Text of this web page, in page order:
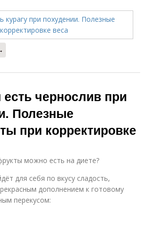
чернослив при
Полезные
при корректировке
можно есть на диете?
для себя по вкусу сладость,
дополнением к готовому
перекусом: